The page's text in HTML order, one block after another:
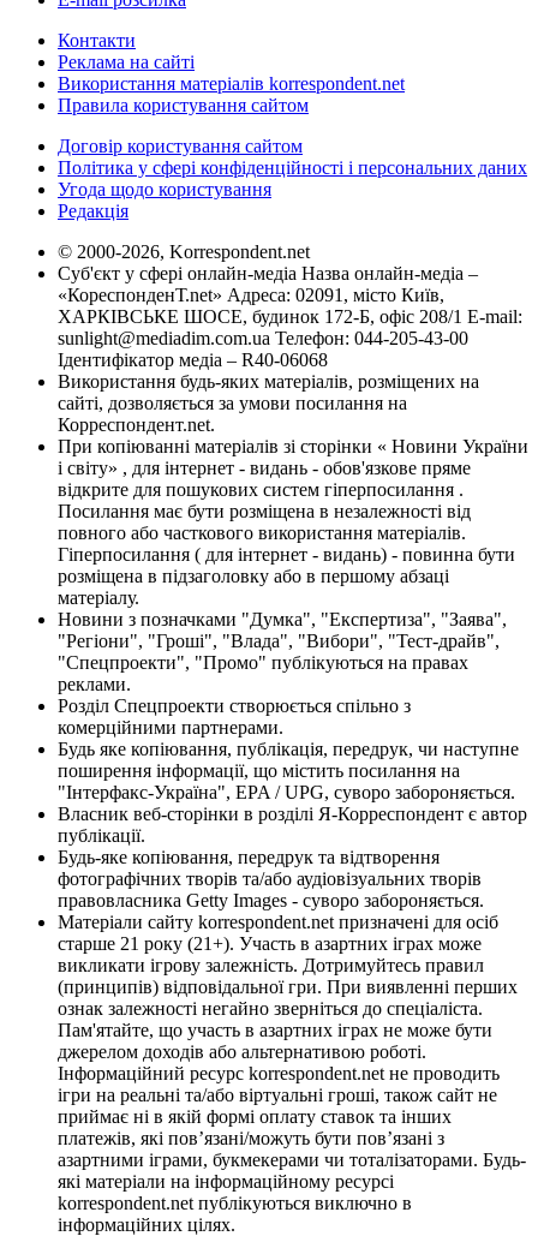
Контакти
Реклама на сайті
Використання матеріалів korrespondent.net
Правила користування сайтом
Договір користування сайтом
Політика у сфері конфіденційності і персональних даних
Угода щодо користування
Редакція
© 2000-2026, Korrespondent.net
Суб'єкт у сфері онлайн-медіа Назва онлайн-медіа –
«КореспонденТ.net» Адреса: 02091, місто Київ,
ХАРКІВСЬКЕ ШОСЕ, будинок 172-Б, офіс 208/1 E-mail:
sunlight@mediadim.com.ua Телефон: 044-205-43-00
Ідентифікатор медіа – R40-06068
Використання будь-яких матеріалів, розміщених на
сайті, дозволяється за умови посилання на
Корреспондент.net.
При копіюванні матеріалів зі сторінки « Новини України
і світу» , для інтернет - видань - обов'язкове пряме
відкрите для пошукових систем гіперпосилання .
Посилання має бути розміщена в незалежності від
повного або часткового використання матеріалів.
Гіперпосилання ( для інтернет - видань) - повинна бути
розміщена в підзаголовку або в першому абзаці
матеріалу.
Новини з позначками "Думка", "Експертиза", "Заява",
"Регіони", "Гроші", "Влада", "Вибори", "Тест-драйв",
"Спецпроекти", "Промо" публікуються на правах
реклами.
Розділ Спецпроекти створюється спільно з
комерційними партнерами.
Будь яке копіювання, публікація, передрук, чи наступне
поширення інформації, що містить посилання на
"Інтерфакс-Україна", EPA / UPG, суворо забороняється.
Власник веб-сторінки в розділі Я-Корреспондент є автор
публікації.
Будь-яке копіювання, передрук та відтворення
фотографічних творів та/або аудіовізуальних творів
правовласника Getty Images - суворо забороняється.
Матеріали сайту korrespondent.net призначені для осіб
старше 21 року (21+). Участь в азартних іграх може
викликати ігрову залежність. Дотримуйтесь правил
(принципів) відповідальної гри. При виявленні перших
ознак залежності негайно зверніться до спеціаліста.
Пам'ятайте, що участь в азартних іграх не може бути
джерелом доходів або альтернативою роботі.
Інформаційний ресурс korrespondent.net не проводить
ігри на реальні та/або віртуальні гроші, також сайт не
приймає ні в якій формі оплату ставок та інших
платежів, які пов’язані/можуть бути пов’язані з
азартними іграми, букмекерами чи тоталізаторами. Будь-
які матеріали на інформаційному ресурсі
korrespondent.net публікуються виключно в
інформаційних цілях.